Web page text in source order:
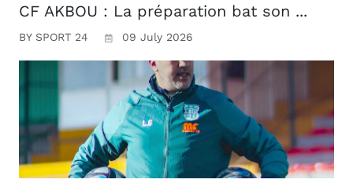
CF AKBOU : La préparation bat son ...
BY SPORT 24 09 July 2026